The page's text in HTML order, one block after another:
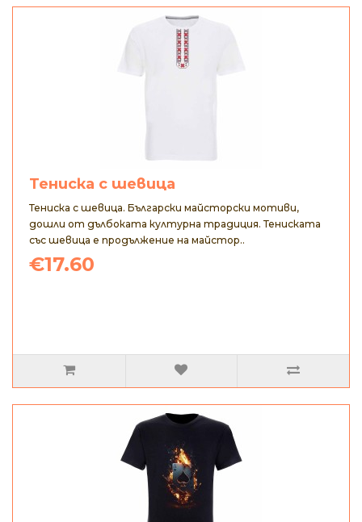
Тениска с шевица
Тениска с шевица. Български майсторски мотиви,
дошли от дълбоката културна традиция. Тениската
със шевица е продължение на майстор..
€17.60